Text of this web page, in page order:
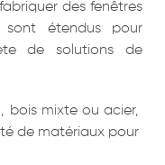
des fenêtres
sont étendus pour
de solutions de
bois mixte ou acier,
de matériaux pour